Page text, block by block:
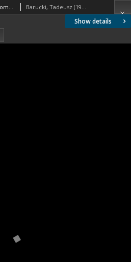
Show details
Welodrom, fragment pawilonu pomocniczego, widok na otwarte kraty drzwiowe poszczególnych segmentów pawilonu, Rzym, Włochy Barucki, Tadeusz (1922- ). Fotograf